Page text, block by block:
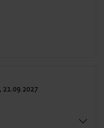
21.09.2027